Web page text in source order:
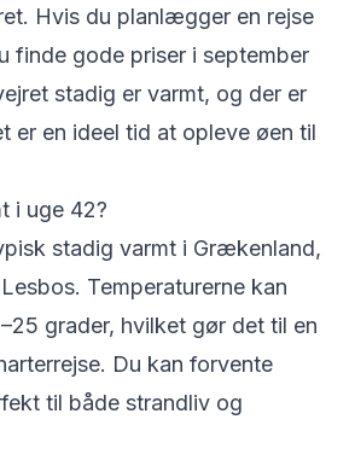
Hvis du planlægger en rejse
finde gode priser i september
stadig er varmt, og der er
er en ideel tid at opleve øen til
i uge 42?
stadig varmt i Grækenland,
Temperaturerne kan
grader, hvilket gør det til en
Du kan forvente
til både strandliv og